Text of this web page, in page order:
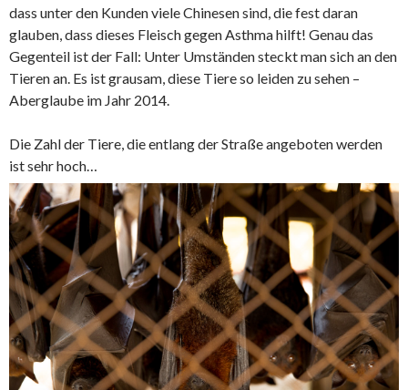
dass unter den Kunden viele Chinesen sind, die fest daran
glauben, dass dieses Fleisch gegen Asthma hilft! Genau das
Gegenteil ist der Fall: Unter Umständen steckt man sich an den
Tieren an. Es ist grausam, diese Tiere so leiden zu sehen –
Aberglaube im Jahr 2014.
Die Zahl der Tiere, die entlang der Straße angeboten werden
ist sehr hoch…